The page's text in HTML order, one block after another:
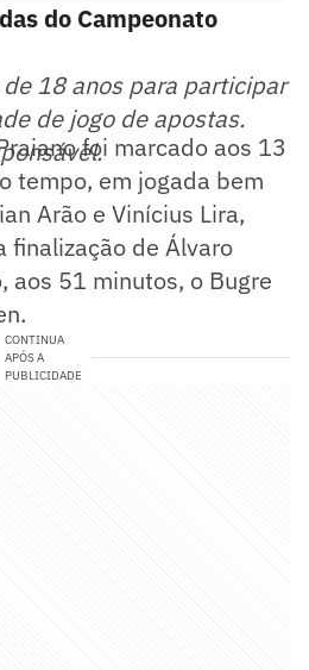
do Campeonato
18 anos para participar
de jogo de apostas.
foi marcado aos 13
tempo, em jogada bem
Arão e Vinícius Lira,
finalização de Álvaro
aos 51 minutos, o Bugre
CONTINUA
APÓS A
PUBLICIDADE